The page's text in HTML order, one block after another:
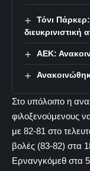
Τόνι
διευκρινιστική
ΑΕΚ:
Στο υπόλοιπο η
φιλοξενούμενους
με 82-81 στο
βολές (83-82) στα
Ερνανγκόμεθ στα